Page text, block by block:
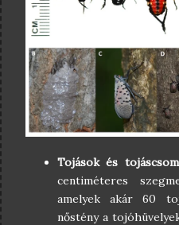
Tojások és
centiméteres
amelyek akár 60
nőstény a